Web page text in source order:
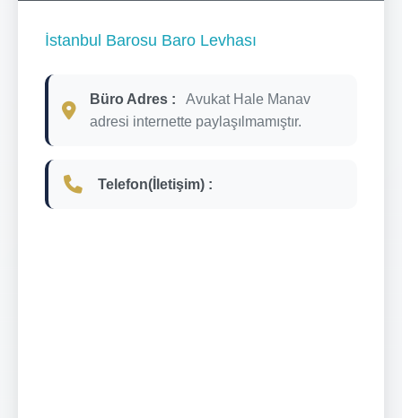
İstanbul Barosu Baro Levhası
Büro Adres :
Avukat Hale Manav
adresi internette paylaşılmamıştır.
Telefon(İletişim) :